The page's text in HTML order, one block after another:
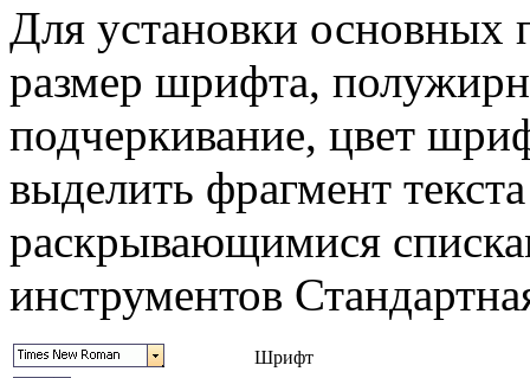
Для установки
размер шрифта,
подчеркивание, цвет
выделить фрагмент
раскрывающимися
инструментов
Шрифт